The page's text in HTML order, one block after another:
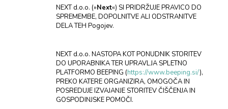
NEXT d.o.o. (»Next«) SI PRIDRŽUJE PRAVICO DO
SPREMEMBE, DOPOLNITVE ALI ODSTRANITVE
DELA TEH Pogojev.
NEXT d.o.o. NASTOPA KOT PONUDNIK STORITEV
DO UPORABNIKA TER UPRAVLJA SPLETNO
PLATFORMO BEEPING (https://www.beeping.si/),
PREKO KATERE ORGANIZIRA, OMOGOČA IN
POSREDUJE IZVAJANJE STORITEV ČIŠČENJA IN
GOSPODINJSKE POMOČI.